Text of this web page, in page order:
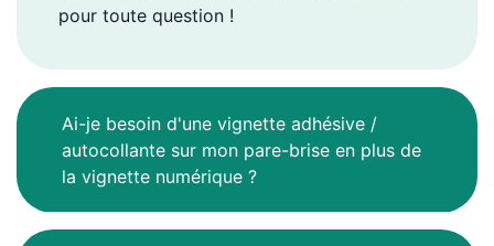
pour toute question !
Ai-je besoin d'une vignette adhésive /
autocollante sur mon pare-brise en plus de
la vignette numérique ?